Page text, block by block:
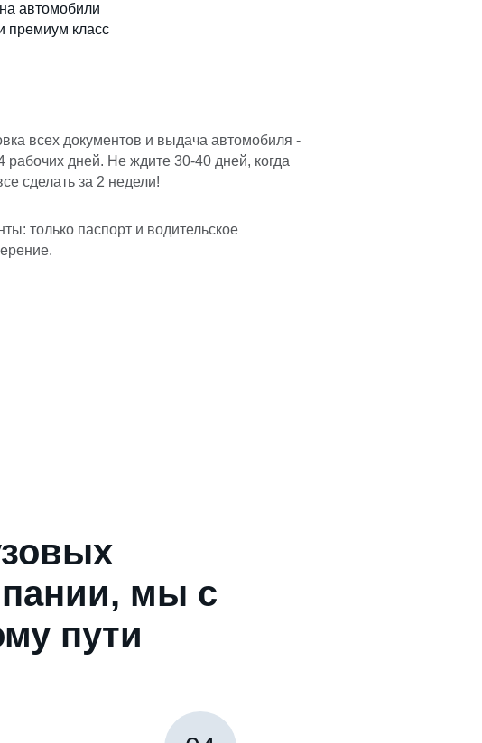
автомобили
премиум класс
всех документов и выдача автомобиля -
рабочих дней. Не ждите 30-40 дней, когда
сделать за 2 недели!
только паспорт и водительское
мы с
пути